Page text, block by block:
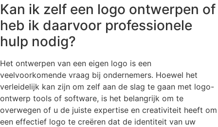
Kan ik zelf een logo ontwerpen of
heb ik daarvoor professionele
hulp nodig?
Het ontwerpen van een eigen logo is een
veelvoorkomende vraag bij ondernemers. Hoewel het
verleidelijk kan zijn om zelf aan de slag te gaan met logo-
ontwerp tools of software, is het belangrijk om te
overwegen of u de juiste expertise en creativiteit heeft om
een effectief logo te creëren dat de identiteit van uw